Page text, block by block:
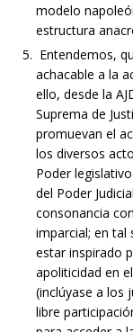
modelo
estructura
Entendemos,
achacable a la
ello, desde la
Suprema de
promuevan el
los diversos
Poder
del Poder
consonancia
imparcial; en
estar inspirado
apoliticidad en
(inclúyase a los
libre